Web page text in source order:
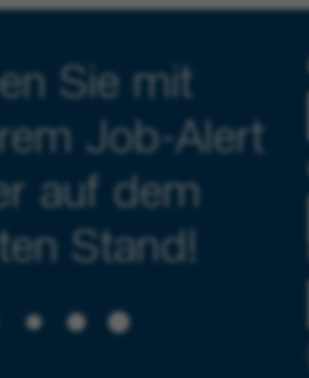
Sie mit
Job-Alert
auf dem
Stand!